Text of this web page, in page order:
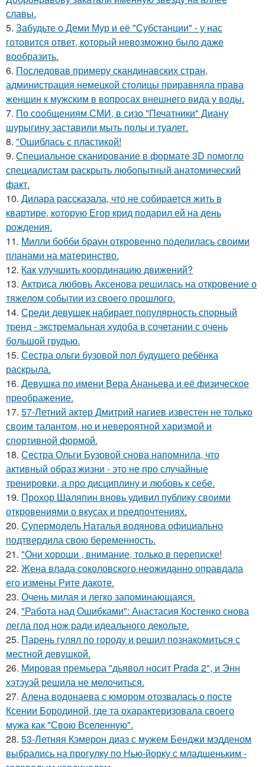
славы.
5. Забудьте о Деми Мур и её "Субстанции" - у нас
готовится ответ, который невозможно было даже
вообразить.
6. Последовав примеру скандинавских стран,
администрация немецкой столицы приравняла права
женщин к мужским в вопросах внешнего вида у воды.
7. По сообщениям СМИ, в сизо "Печатники" Диану
шурыгину заставили мыть полы и туалет.
8. "Ошиблась с пластикой!
9. Специальное сканирование в формате 3D помогло
специалистам раскрыть любопытный анатомический
факт.
10. Дилара рассказала, что не собирается жить в
квартире, которую Егор крид подарил ей на день
рождения.
11. Милли бобби браун откровенно поделилась своими
планами на материнство.
12. Как улучшить координацию движений?
13. Актриса любовь Аксенова решилась на откровение о
тяжелом событии из своего прошлого.
14. Среди девушек набирает популярность спорный
тренд - экстремальная худоба в сочетании с очень
большой грудью.
15. Сестра ольги бузовой пол будущего ребёнка
раскрыла.
16. Девушка по имени Вера Ананьева и её физическое
преображение.
17. 57-Летний актер Дмитрий нагиев известен не только
своим талантом, но и невероятной харизмой и
спортивной формой.
18. Сестра Ольги Бузовой снова напомнила, что
активный образ жизни - это не про случайные
тренировки, а про дисциплину и любовь к себе.
19. Прохор Шаляпин вновь удивил публику своими
откровениями о вкусах и предпочтениях.
20. Супермодель Наталья водянова официально
подтвердила свою беременность.
21. "Они хороши , внимание, только в переписке!
22. Жена влада соколовского неожиданно оправдала
его измены Рите дакоте.
23. Очень милая и легко запоминающаяся.
24. "Работа над Ошибками": Анастасия Костенко снова
легла под нож ради идеального декольте.
25. Парень гулял по городу и решил познакомиться с
местной девушкой.
26. Мировая премьера "дьявол носит Prada 2", и Энн
хэтэуэй решила не мелочиться.
27. Алена водонаева с юмором отозвалась о посте
Ксении Бородиной, где та охарактеризовала своего
мужа как "Свою Вселенную".
28. 53-Летняя Кэмерон диаз с мужем Бенджи мэдденом
выбрались на прогулку по Нью-йорку с младшеньким -